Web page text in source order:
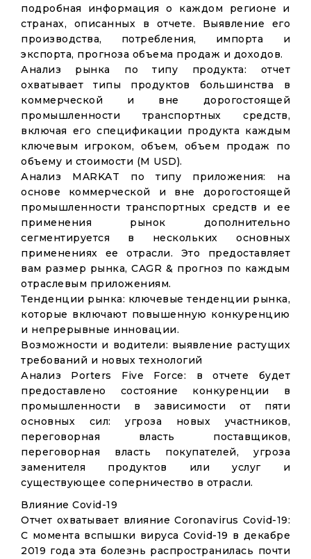
подробная информация о каждом регионе и
странах, описанных в отчете. Выявление его
производства, потребления, импорта и
экспорта, прогноза объема продаж и доходов.
Анализ рынка по типу продукта: отчет
охватывает типы продуктов большинства в
коммерческой и вне дорогостоящей
промышленности транспортных средств,
включая его спецификации продукта каждым
ключевым игроком, объем, объем продаж по
объему и стоимости (M USD).
Анализ MARKAT по типу приложения: на
основе коммерческой и вне дорогостоящей
промышленности транспортных средств и ее
применения рынок дополнительно
сегментируется в нескольких основных
применениях ее отрасли. Это предоставляет
вам размер рынка, CAGR & прогноз по каждым
отраслевым приложениям.
Тенденции рынка: ключевые тенденции рынка,
которые включают повышенную конкуренцию
и непрерывные инновации.
Возможности и водители: выявление растущих
требований и новых технологий
Анализ Porters Five Force: в отчете будет
предоставлено состояние конкуренции в
промышленности в зависимости от пяти
основных сил: угроза новых участников,
переговорная власть поставщиков,
переговорная власть покупателей, угроза
заменителя продуктов или услуг и
существующее соперничество в отрасли.
Влияние Covid-19
Отчет охватывает влияние Coronavirus Covid-19:
С момента вспышки вируса Covid-19 в декабре
2019 года эта болезнь распространилась почти